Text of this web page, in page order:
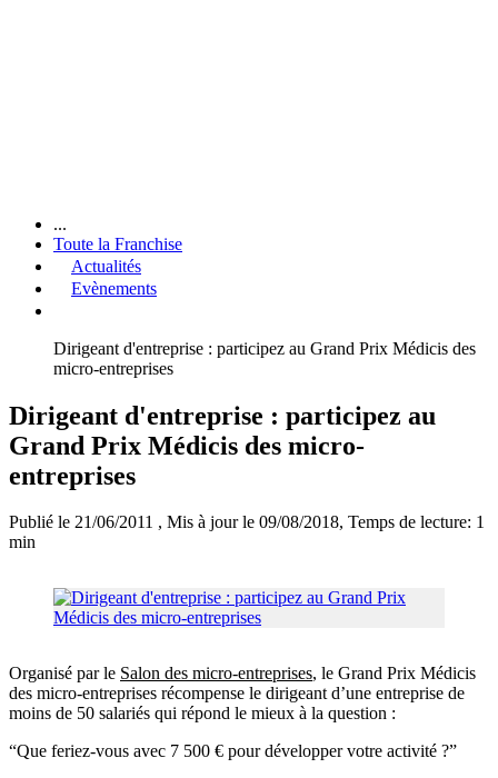
...
Toute la Franchise
Actualités
Evènements
Dirigeant d'entreprise : participez au Grand Prix Médicis des
micro-entreprises
Dirigeant d'entreprise : participez au
Grand Prix Médicis des micro-
entreprises
Publié le 21/06/2011 , Mis à jour le 09/08/2018, Temps de lecture: 1
min
Organisé par le Salon des micro-entreprises, le Grand Prix Médicis
des micro-entreprises récompense le dirigeant d’une entreprise de
moins de 50 salariés qui répond le mieux à la question :
“Que feriez-vous avec 7 500 € pour développer votre activité ?”